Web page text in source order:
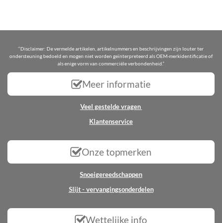
“Disclaimer: De vermelde artikelen, artikelnummers en beschrijvingen zijn louter ter
ondersteuning bedoeld en mogen niet worden geïnterpreteerd als OEM-merkidentificatie of
als enige vorm van commerciële verbondenheid.”
Meer informatie
Veel gestelde vragen
Klantenservice
Onze topmerken
Snoeigereedschappen
Slijt - vervangingsonderdelen
Wettelijke info